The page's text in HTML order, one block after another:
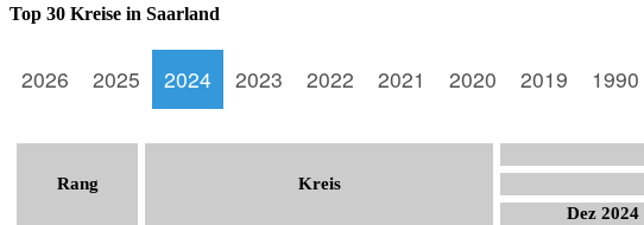
Top 30 Kreise in Saarland
2026 2025 2024 2023 2022 2021 2020 2019
Rang Kreis
Dez 2024